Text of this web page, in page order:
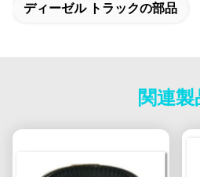
ディーゼル トラックの部品
関連製